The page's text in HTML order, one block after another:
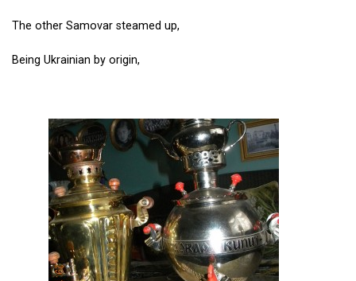
The other Samovar steamed up,
Being Ukrainian by origin,